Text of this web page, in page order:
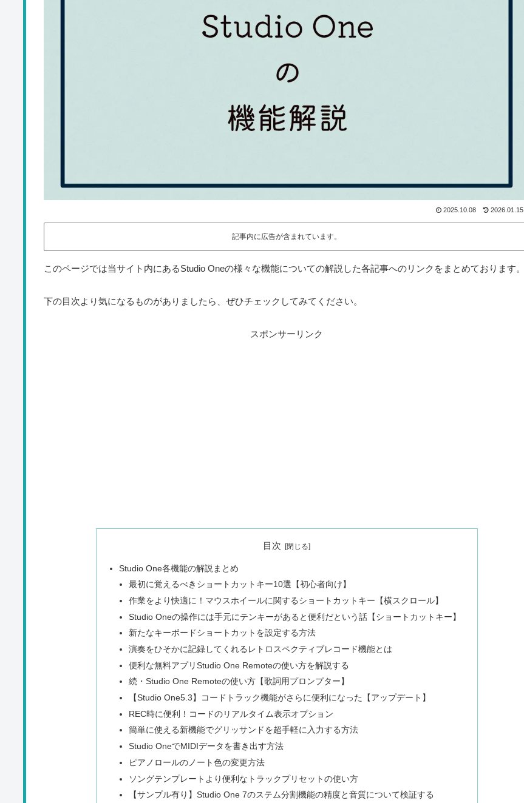
2025.10.08 2026.01.15
記事内に広告が含まれています。
このページでは当サイト内にあるStudio Oneの様々な機能についての解説した各記事へのリンクをまとめております。
下の目次より気になるものがありましたら、ぜひチェックしてみてください。
スポンサーリンク
目次
Studio One各機能の解説まとめ
最初に覚えるべきショートカットキー10選【初心者向け】
作業をより快適に！マウスホイールに関するショートカットキー【横スクロール】
Studio Oneの操作には手元にテンキーがあると便利だという話【ショートカットキー】
新たなキーボードショートカットを設定する方法
演奏をひそかに記録してくれるレトロスペクティブレコード機能とは
便利な無料アプリStudio One Remoteの使い方を解説する
続・Studio One Remoteの使い方【歌詞用プロンプター】
【Studio One5.3】コードトラック機能がさらに便利になった【アップデート】
REC時に便利！コードのリアルタイム表示オプション
簡単に使える新機能でグリッサンドを超手軽に入力する方法
Studio OneでMIDIデータを書き出す方法
ピアノロールのノート色の変更方法
ソングテンプレートより便利なトラックプリセットの使い方
【サンプル有り】Studio One 7のステム分割機能の精度と音質について検証する